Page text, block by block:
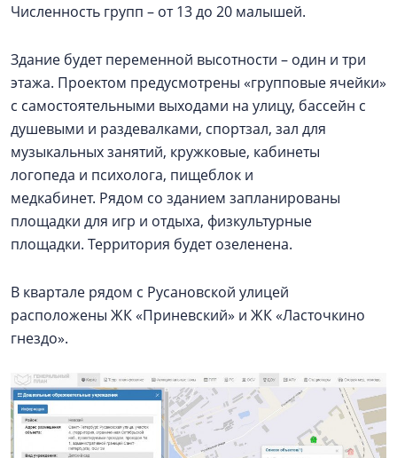
Численность групп – от 13 до 20 малышей.
Здание будет переменной высотности – один и три
этажа. Проектом предусмотрены «групповые ячейки»
с самостоятельными выходами на улицу, бассейн с
душевыми и раздевалками, спортзал, зал для
музыкальных занятий, кружковые, кабинеты
логопеда и психолога, пищеблок и
медкабинет. Рядом со зданием запланированы
площадки для игр и отдыха, физкультурные
площадки. Территория будет озеленена.
В квартале рядом с Русановской улицей
расположены ЖК «Приневский» и ЖК «Ласточкино
гнездо».